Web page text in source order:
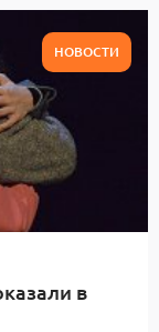
НОВОСТИ
в